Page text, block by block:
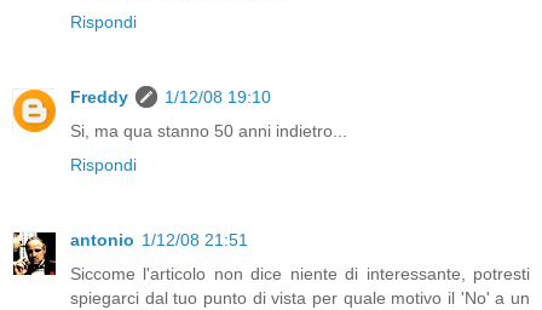
Rispondi
Freddy
1/12/08 19:10
Si, ma qua stanno 50 anni indietro...
Rispondi
antonio 1/12/08 21:51
Siccome l'articolo non dice niente di interessante, potresti
spiegarci dal tuo punto di vista per quale motivo il 'No' a un